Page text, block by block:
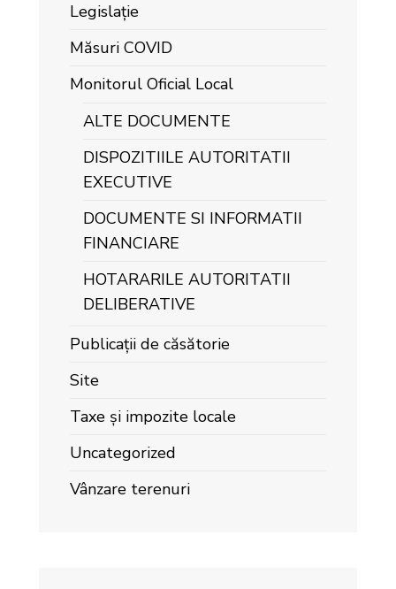
Legislație
Măsuri COVID
Monitorul Oficial Local
ALTE DOCUMENTE
DISPOZITIILE AUTORITATII
EXECUTIVE
DOCUMENTE SI INFORMATII
FINANCIARE
HOTARARILE AUTORITATII
DELIBERATIVE
Publicații de căsătorie
Site
Taxe și impozite locale
Uncategorized
Vânzare terenuri